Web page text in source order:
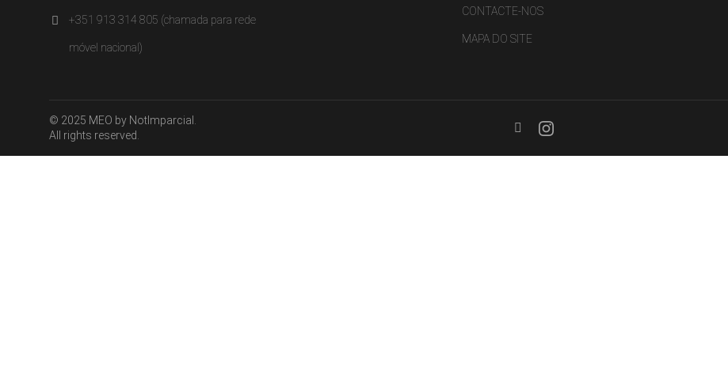
+351 913 314 805 (chamada para rede
móvel nacional)
CONTACTE-NOS
MAPA DO SITE
© 2025 MEO by NotImparcial.
All rights reserved.
FacebookInstagram